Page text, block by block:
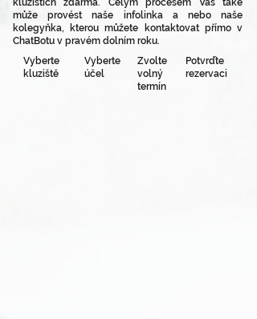
kluzištích zdarma. Celým procesem Vás také
může provést naše infolinka a nebo naše
kolegyňka, kterou můžete kontaktovat přímo v
ChatBotu v pravém dolním roku.
Vyberte
kluziště
Vyberte
účel
Zvolte
volný
termín
Potvrďte
rezervaci